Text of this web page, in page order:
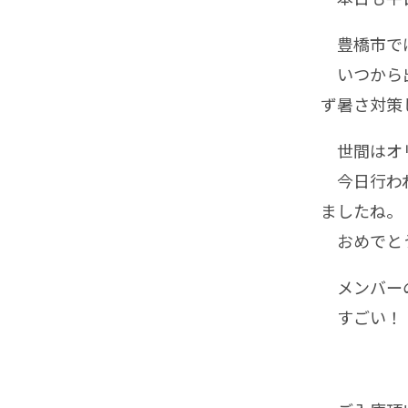
豊橋市で
いつから
ず暑さ対策
世間はオ
今日行わ
ましたね。
おめでと
メンバー
すごい！